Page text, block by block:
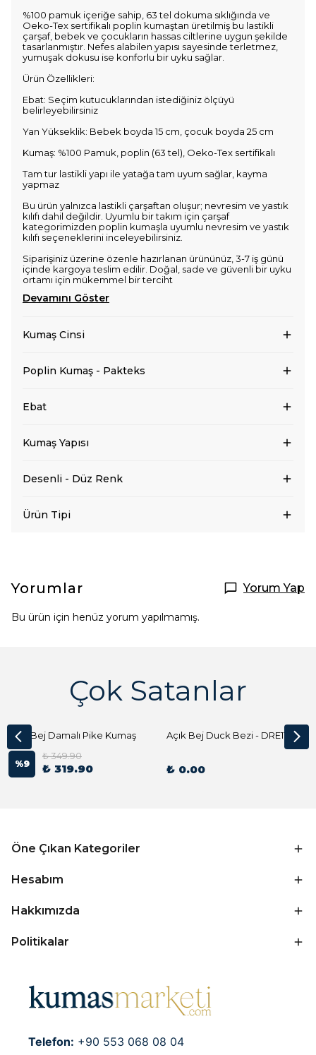
%100 pamuk içeriğe sahip, 63 tel dokuma sıklığında ve
Oeko-Tex sertifikalı poplin kumaştan üretilmiş bu lastikli
çarşaf, bebek ve çocukların hassas ciltlerine uygun şekilde
tasarlanmıştır. Nefes alabilen yapısı sayesinde terletmez,
yumuşak dokusu ise konforlu bir uyku sağlar.
Ürün Özellikleri:
Ebat: Seçim kutucuklarından istediğiniz ölçüyü
belirleyebilirsiniz
Yan Yükseklik: Bebek boyda 15 cm, çocuk boyda 25 cm
Kumaş: %100 Pamuk, poplin (63 tel), Oeko-Tex sertifikalı
Tam tur lastikli yapı ile yatağa tam uyum sağlar, kayma
yapmaz
Bu ürün yalnızca lastikli çarşaftan oluşur; nevresim ve yastık
kılıfı dahil değildir. Uyumlu bir takım için çarşaf
kategorimizden poplin kumaşla uyumlu nevresim ve yastık
kılıfı seçeneklerini inceleyebilirsiniz.
Siparişiniz üzerine özenle hazırlanan ürününüz, 3-7 iş günü
içinde kargoya teslim edilir. Doğal, sade ve güvenli bir uyku
ortamı için mükemmel bir terciht
Devamını Göster
Kumaş Cinsi
Poplin Kumaş - Pakteks
Ebat
Kumaş Yapısı
Desenli - Düz Renk
Ürün Tipi
Yorumlar Yorum Yap
Bu ürün için henüz yorum yapılmamış.
Çok Satanlar
Açık Bej Damalı Pike Kumaş
%9
₺ 349.90
₺ 319.90
Açık Bej Duck Bezi - DRE1144 Kumaş Peçete
₺ 0.00
Öne Çıkan Kategoriler
Hesabım
Hakkımızda
Politikalar
Telefon: +90 553 068 08 04